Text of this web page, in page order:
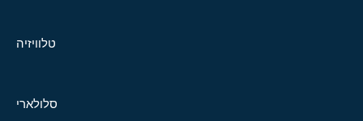
טלוויזיה
סלולארי